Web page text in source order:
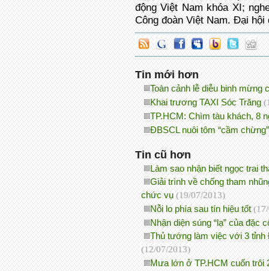
động Việt Nam khóa XI;
Công đoàn Việt Nam. Đại hội
Tin mới hơn
Toàn cảnh lễ diễu binh mừng
Khai trương TAXI Sóc Trăng
TP.HCM: Chìm tàu khách, 8
ĐBSCL nuôi tôm “cầm
Tin cũ hơn
Làm sao nhận biết ngọc trai
Giải trình về chống tham
chức vụ(19/07/2013)
Nỗi lo phía sau tín hiệu tốt
Nhận diện súng “lạ” của đặc
Thủ tướng làm việc với 3 tỉnh
(12/07/2013)
Mưa lớn ở TP.HCM cuốn